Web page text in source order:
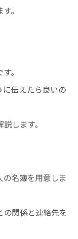
。
。
伝えたら良いの
します。
名簿を用意しま
関係と連絡先を